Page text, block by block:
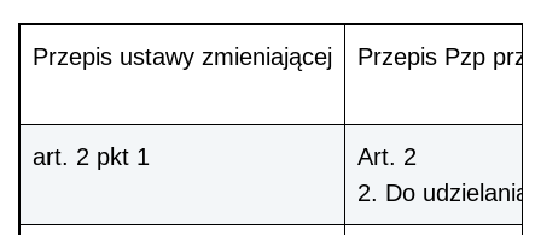
Przepis ustawy zmieniającej Przepis Pzp
art. 2 pkt 1
Art. 2
2. Do udzielania